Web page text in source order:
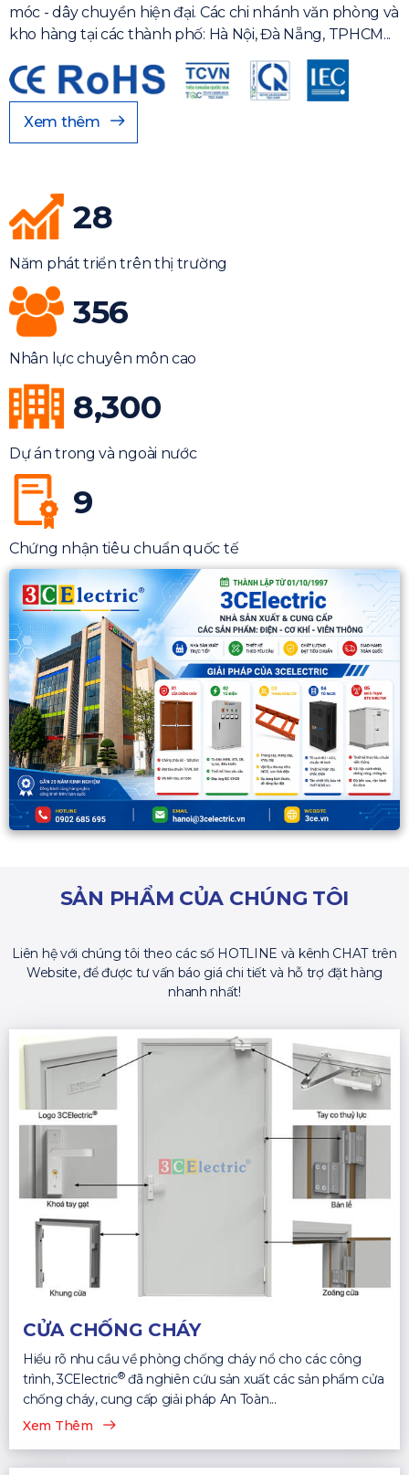
móc - dây chuyền hiện đại. Các chi nhánh văn phòng và
kho hàng tại các thành phố: Hà Nội, Đà Nẵng, TPHCM...
Xem thêm
28
Năm phát triển trên thị trường
356
Nhân lực chuyên môn cao
8,300
Dự án trong và ngoài nước
9
Chứng nhận tiêu chuẩn quốc tế
SẢN PHẨM CỦA CHÚNG TÔI
Liên hệ với chúng tôi theo các số HOTLINE và kênh CHAT trên
Website, để được tư vấn báo giá chi tiết và hỗ trợ đặt hàng
nhanh nhất!
CỬA CHỐNG CHÁY
Hiểu rõ nhu cầu về phòng chống cháy nổ cho các công
trình, 3CElectric®đã nghiên cứu sản xuất các sản phẩm cửa
chống cháy, cung cấp giải pháp An Toàn...
Xem Thêm